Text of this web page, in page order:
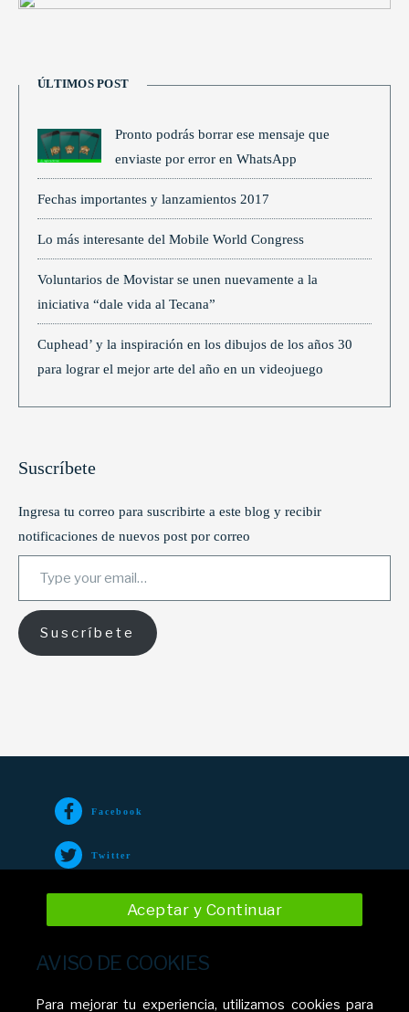
ÚLTIMOS POST
Pronto podrás borrar ese mensaje que
enviaste por error en WhatsApp
Fechas importantes y lanzamientos 2017
Lo más interesante del Mobile World Congress
Voluntarios de Movistar se unen nuevamente a la
iniciativa “dale vida al Tecana”
Cuphead’ y la inspiración en los dibujos de los años 30
para lograr el mejor arte del año en un videojuego
Suscríbete
Ingresa tu correo para suscribirte a este blog y recibir
notificaciones de nuevos post por correo
Type your email…
Suscríbete
Facebook
Twitter
AVISO DE COOKIES
Para mejorar tu experiencia, utilizamos cookies para
Aceptar y Continuar